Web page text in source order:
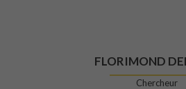
FLORIMOND
Chercheur